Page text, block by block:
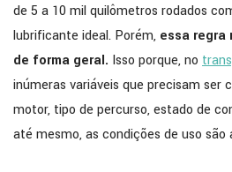
de 5 a 10 mil quilômetros rodados
lubrificante ideal. Porém, essa regra
de forma geral. Isso porque, no
inúmeras variáveis que precisam ser
motor, tipo de percurso, estado de
até mesmo, as condições de uso são